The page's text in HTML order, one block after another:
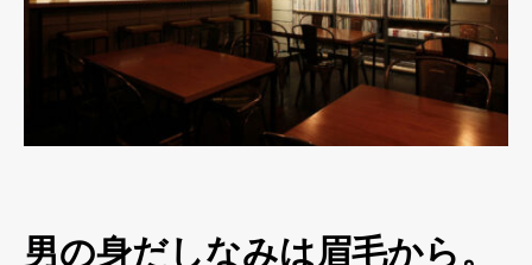
男の身だしなみは眉毛から。